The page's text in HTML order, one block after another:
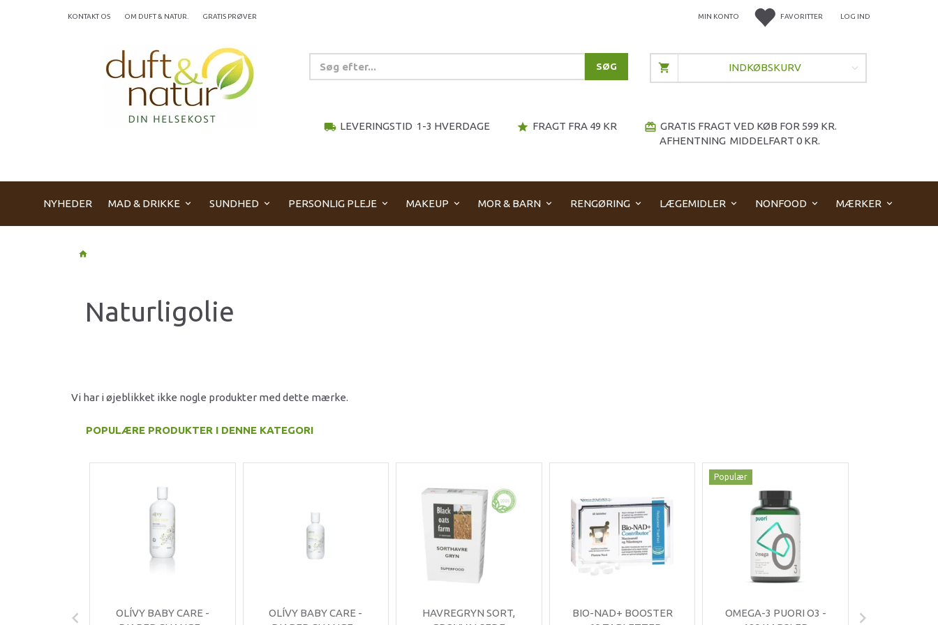
FAVORITTER LOG IND
MIN KONTO
KONTAKT OS OM DUFT & NATUR. GRATIS PRØVER
SØG
local_shipping LEVERINGSTID 1-3 HVERDAGE star FRAGT FRA 49 KR redeem GRATIS FRAGT VED KØB FOR 599 KR.
AFHENTNING MIDDELFART 0 KR.
INDKØBSKURV
NYHEDER MAD & DRIKKE SUNDHED PERSONLIG PLEJE MAKEUP MOR & BARN RENGØRING LÆGEMIDLER NONFOOD MÆRKER
Naturligolie
Vi har i øjeblikket ikke nogle produkter med dette mærke.
POPULÆRE PRODUKTER I DENNE KATEGORI
OLÍVY BABY CARE -
OLÍVY BABY CARE -
HAVREGRYN SORT,
BIO-NAD+ BOOSTER
Populær
OMEGA-3 PUORI O3 -